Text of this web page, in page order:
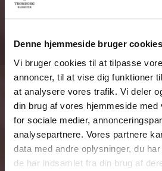
Denne hjemmeside bruger cookies
Vi bruger cookies til at tilpasse
annoncer, til at vise dig funktioner
at analysere vores trafik. Vi deler
din brug af vores hjemmeside med
for sociale medier,
analysepartnere. Vores partnere
data med andre oplysninger, du
de har indsamlet fra din brug af